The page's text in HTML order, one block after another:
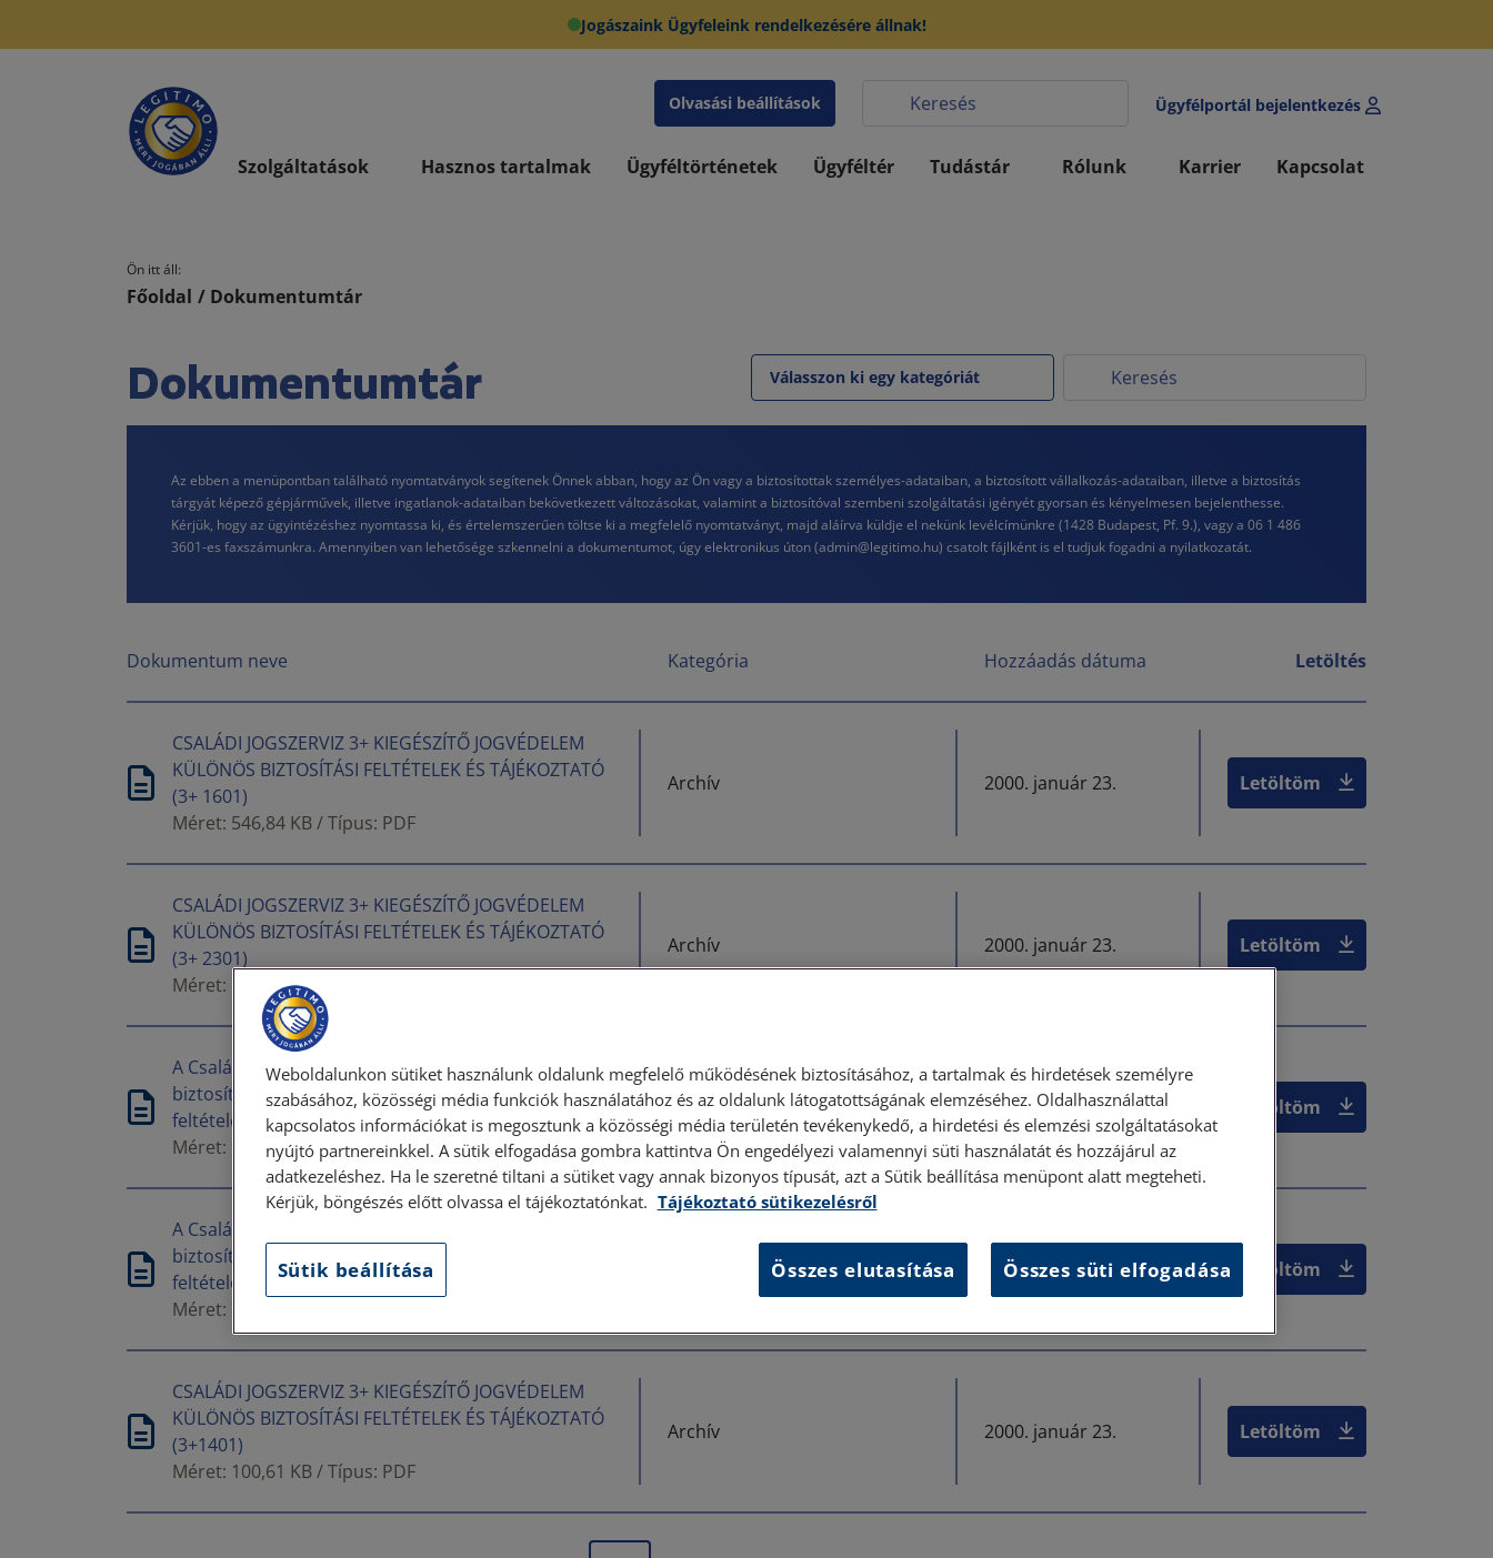
Jogászaink Ügyfeleink rendelkezésére állnak!
Olvasási beállítások Ügyfélportál bejelentkezés
Szolgáltatások Hasznos tartalmak Ügyféltörténetek Ügyféltér Tudástár Rólunk Karrier Kapcsolat
Ön itt áll:
Főoldal / Dokumentumtár
Dokumentumtár Válasszon ki egy kategóriát
Az ebben a menüpontban található nyomtatványok segítenek Önnek abban, hogy az Ön vagy a biztosítottak személyes-adataiban, a biztosított vállalkozás-adataiban, illetve a biztosítás
tárgyát képező gépjárművek, illetve ingatlanok-adataiban bekövetkezett változásokat, valamint a biztosítóval szembeni szolgáltatási igényét gyorsan és kényelmesen bejelenthesse.
Kérjük, hogy az ügyintézéshez nyomtassa ki, és értelemszerűen töltse ki a megfelelő nyomtatványt, majd aláírva küldje el nekünk levélcímünkre (1428 Budapest, Pf. 9.), vagy a 06 1 486
3601-es faxszámunkra. Amennyiben van lehetősége szkennelni a dokumentumot, úgy elektronikus úton (admin@legitimo.hu) csatolt fájlként is el tudjuk fogadni a nyilatkozatát.
Dokumentum neve Kategória Hozzáadás dátuma Letöltés
CSALÁDI JOGSZERVIZ 3+ KIEGÉSZÍTŐ JOGVÉDELEM
KÜLÖNÖS BIZTOSÍTÁSI FELTÉTELEK ÉS TÁJÉKOZTATÓ
(3+ 1601)
Méret: 546,84 KB / Típus: PDF
Archív 2000. január 23. Letöltöm
CSALÁDI JOGSZERVIZ 3+ KIEGÉSZÍTŐ JOGVÉDELEM
KÜLÖNÖS BIZTOSÍTÁSI FELTÉTELEK ÉS TÁJÉKOZTATÓ
(3+ 2301)
Méret: 559,91 KB / Típus: PDF
Archív 2000. január 23. Letöltöm
A Családi JogSzerviz 3+kiegészítő jogvédelem
biztosítási szerződésre vonatkozó különös biztosítási
feltételek
Méret: 904,12 KB / Típus: PDF
Archív 2000. január 23. Letöltöm
A Családi JogSzerviz 3+kiegészítő jogvédelem
biztosítási szerződésre vonatkozó különös biztosítási
feltételek (7999)
Méret: 727,02 KB / Típus: PDF
2000. január 23. Letöltöm
CSALÁDI JOGSZERVIZ 3+ KIEGÉSZÍTŐ JOGVÉDELEM
KÜLÖNÖS BIZTOSÍTÁSI FELTÉTELEK ÉS TÁJÉKOZTATÓ
(3+1401)
Méret: 100,61 KB / Típus: PDF
Archív 2000. január 23. Letöltöm
Weboldalunkon sütiket használunk oldalunk megfelelő működésének biztosításához, a tartalmak és hirdetések személyre
szabásához, közösségi média funkciók használatához és az oldalunk látogatottságának elemzéséhez. Oldalhasználattal
kapcsolatos információkat is megosztunk a közösségi média területén tevékenykedő, a hirdetési és elemzési szolgáltatásokat
nyújtó partnereinkkel. A sütik elfogadása gombra kattintva Ön engedélyezi valamennyi süti használatát és hozzájárul az
adatkezeléshez. Ha le szeretné tiltani a sütiket vagy annak bizonyos típusát, azt a Sütik beállítása menüpont alatt megteheti.
Kérjük, böngészés előtt olvassa el tájékoztatónkat. Tájékoztató sütikezelésről
Sütik beállítása Összes elutasítása Összes süti elfogadása